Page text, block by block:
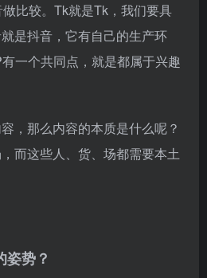
比较。Tk就是Tk，我们要具
是抖音，它有自己的生产环
一个共同点，就是都属于兴趣
，那么内容的本质是什么呢？
而这些人、货、场都需要本土
势？